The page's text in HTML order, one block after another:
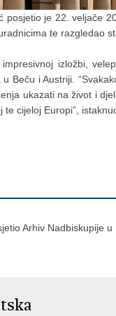
posjetio je 22. veljače
te razgledao
izložbi,
Beču i Austriji.
ukazati na život i
cijeloj Europi”,
Arhiv Nadbiskupije u